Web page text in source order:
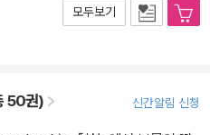
모두보기
50권) 신간알림 신청